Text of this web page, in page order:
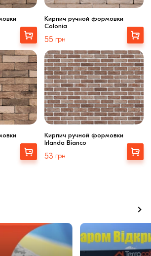
Выбрать
Кирпич ручной формовки
Colonia
55 грн
Выбрать
Выбрать
Кирпич ручной формовки
Irlanda Bianco
53 грн
Выбрать